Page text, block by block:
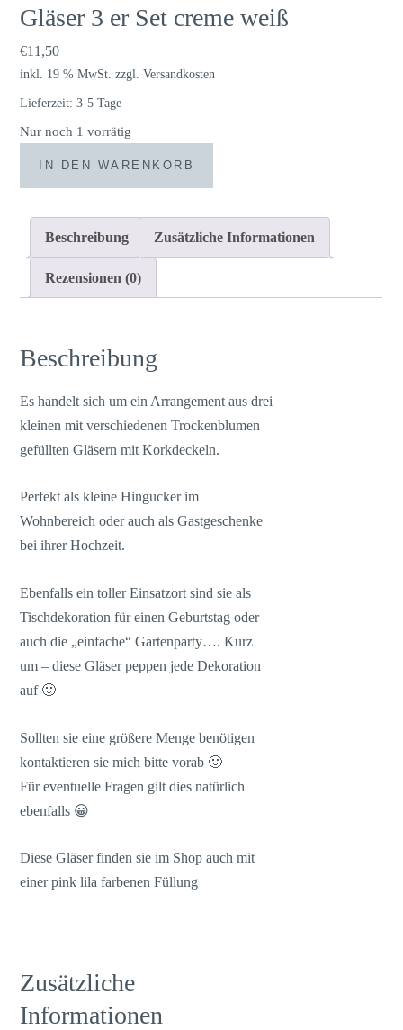
Gläser 3 er Set creme weiß
€11,50
inkl. 19 % MwSt. zzgl.Versandkosten
Lieferzeit:3-5 Tage
Nur noch 1 vorrätig
Set
weiß
IN DEN WARENKORB
Beschreibung Zusätzliche Informationen
Rezensionen (0)
Beschreibung
Es handelt sich um ein Arrangement aus drei
kleinen mit verschiedenen Trockenblumen
gefüllten Gläsern mit Korkdeckeln.
Perfekt als kleine Hingucker im
Wohnbereich oder auch als Gastgeschenke
bei ihrer Hochzeit.
Ebenfalls ein toller Einsatzort sind sie als
Tischdekoration für einen Geburtstag oder
auch die „einfache“ Gartenparty…. Kurz
um – diese Gläser peppen jede Dekoration
auf 🙂
Sollten sie eine größere Menge benötigen
kontaktieren sie mich bitte vorab 🙂
Für eventuelle Fragen gilt dies natürlich
ebenfalls 😀
Diese Gläser finden sie im Shop auch mit
einer pink lila farbenen Füllung
Zusätzliche
Informationen